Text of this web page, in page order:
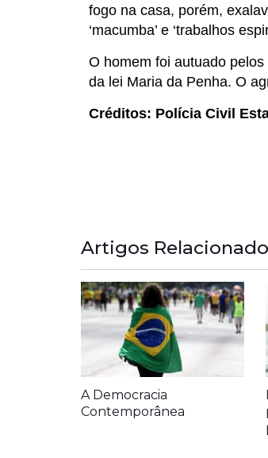
fogo na casa, porém,
‘macumba’ e ‘trabalhos
O homem foi autuado
da lei Maria da Penha. O
Créditos: Polícia Civil
Artigos
A Democracia
Contemporânea